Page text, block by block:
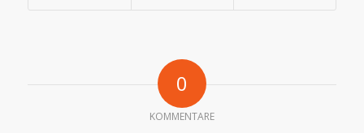
0
KOMMENTARE